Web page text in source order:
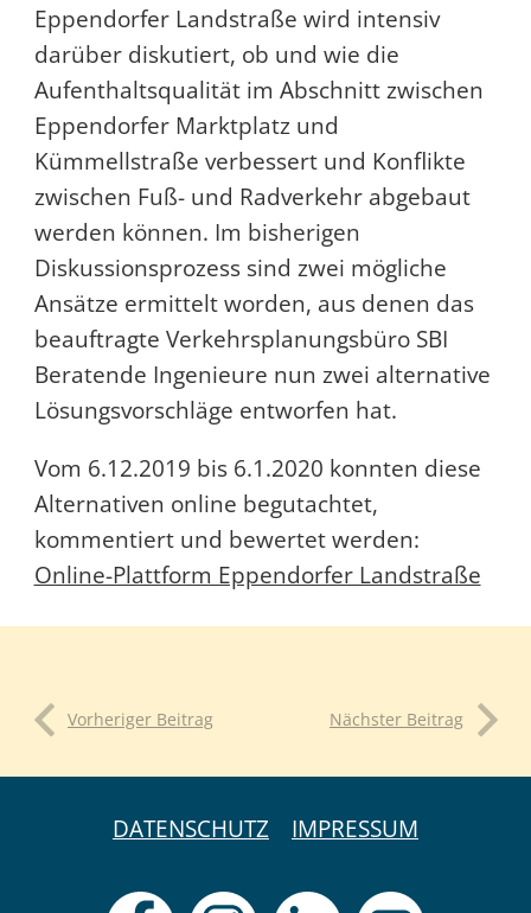
Eppendorfer Landstraße wird intensiv
darüber diskutiert, ob und wie die
Aufenthaltsqualität im Abschnitt zwischen
Eppendorfer Marktplatz und
Kümmellstraße verbessert und Konflikte
zwischen Fuß- und Radverkehr abgebaut
werden können. Im bisherigen
Diskussionsprozess sind zwei mögliche
Ansätze ermittelt worden, aus denen das
beauftragte Verkehrsplanungsbüro SBI
Beratende Ingenieure nun zwei alternative
Lösungsvorschläge entworfen hat.
Vom 6.12.2019 bis 6.1.2020 konnten diese
Alternativen online begutachtet,
kommentiert und bewertet werden:
Online-Plattform Eppendorfer Landstraße
Vorheriger Beitrag Nächster Beitrag
DATENSCHUTZ IMPRESSUM